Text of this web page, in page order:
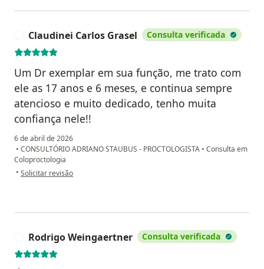
Claudinei Carlos Grasel Consulta verificada
Um Dr exemplar em sua função, me trato com
ele as 17 anos e 6 meses, e continua sempre
atencioso e muito dedicado, tenho muita
confiança nele!!
6 de abril de 2026
• CONSULTÓRIO ADRIANO STAUBUS - PROCTOLOGISTA • Consulta em
Coloproctologia
• na opinião do utilizador Claudinei Carlos Grasel
Solicitar revisão
Rodrigo Weingaertner Consulta verificada